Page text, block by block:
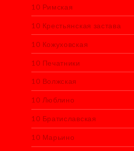
10 Римская
10 Крестьянская застава
10 Кожуховская
10 Печатники
10 Волжская
10 Люблино
10 Братиславская
10 Марьино